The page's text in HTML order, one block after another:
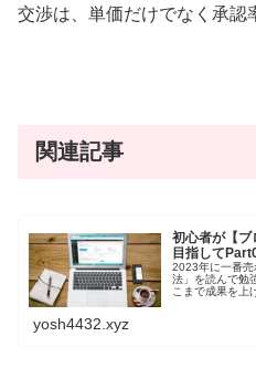
交渉は、単価だけでなく承認
関連記事
初心者が【ブ
目指して
2023年に一番
法」を読んで勉
こまで成果を上
入門」です。一
yosh4432.xyz